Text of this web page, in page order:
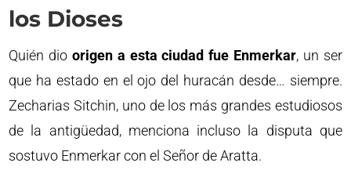
los Dioses
Quién dio origen a esta ciudad fue Enmerkar, un ser
que ha estado en el ojo del huracán desde… siempre.
Zecharias Sitchin, uno de los más grandes estudiosos
de la antigüedad, menciona incluso la disputa que
sostuvo Enmerkar con el Señor de Aratta.